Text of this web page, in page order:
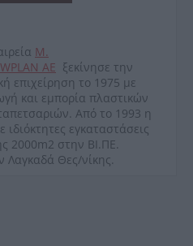
Μ.
ΑΕ ξεκίνησε την
επιχείρηση το 1975 με
και εμπορία πλαστικών
Από το 1993 η
ιδιόκτητες εγκαταστάσεις
2000m2 στην ΒΙ.ΠΕ.
Λαγκαδά Θες/νίκης.